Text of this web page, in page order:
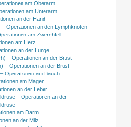
am Oberarm
am Unterarm
an der Hand
– Operationen an den Lymphknoten
am Zwerchfell
am Herz
an der Lunge
– Operationen an der Brust
– Operationen an der Brust
Operationen am Bauch
am Magen
an der Leber
– Operationen an der
am Darm
an der Milz